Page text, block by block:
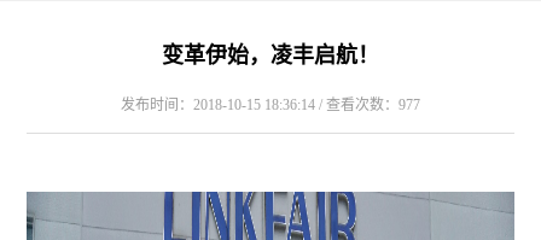
变革伊始，凌丰启航！
发布时间：2018-10-15 18:36:14 / 查看次数：977